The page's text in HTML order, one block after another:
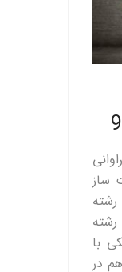
ساز
با
در